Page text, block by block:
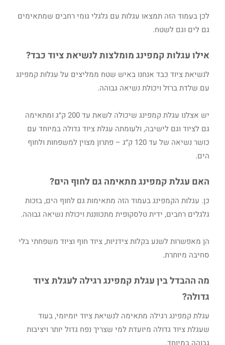
לכן בעמוד הזה תמצאו עגלות עם גלגלי גומי רחבים שמתאימים
גם לים וגם לשטח.
אילו עגלות קמפינג מומלצות לנשיאת ציוד כבד?
לנשיאת ציוד כבד אנחנו באיש שטח ממליצים על עגלות קמפינג
עם שלדת ברזל ויכולת נשיאה גבוהה.
יש אצלנו עגלת קמפינג שיכולה לשאת עד 200 ק״ג ומתאימה
גם לציוד וגם לישיבה, ולעומתה עגלת ציוד גדולה במיוחד עם
כושר נשיאה של עד 120 ק״ג – פתרון מצוין למשפחות ולחוף
הים.
האם עגלת קמפינג מתאימה גם לחוף הים?
כן. עגלות הקמפינג בעמוד הזה מתאימות גם לחוף הים, בזכות
גלגלים רחבים, ידית טלסקופית מתכווננת ויכולת נשיאה גבוהה.
הן מאפשרות לשנע בקלות צידניות, ציוד חוף וציוד משפחתי בלי
סחיבה מיותרת.
מה ההבדל בין עגלת קמפינג רגילה לעגלת ציוד
גדולה?
עגלת קמפינג רגילה מתאימה לנשיאת ציוד יומיומי, בעוד
שעגלת ציוד גדולה מיועדת למי שצריך נפח גדול יותר ויציבות